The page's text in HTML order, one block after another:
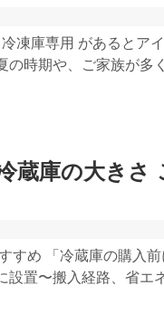
凍庫専用 があるとア
の時期や、ご家族が多
蔵庫の大きさ
すめ 「冷蔵庫の購入
設置〜搬入経路、省エ